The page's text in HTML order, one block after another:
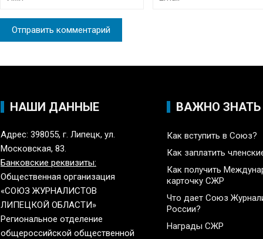
НАШИ ДАННЫЕ
Адрес: 398055, г. Липецк, ул.
Московская, 83.
Банковские реквизиты:
Общественная организация
«СОЮЗ ЖУРНАЛИСТОВ
ЛИПЕЦКОЙ ОБЛАСТИ»
Региональное отделение
общероссийской общественной
ВАЖНО ЗНАТЬ
Как вступить в Союз?
Как заплатить
Как получить
карточку СЖР
Что дает Союз
России?
Награды СЖР